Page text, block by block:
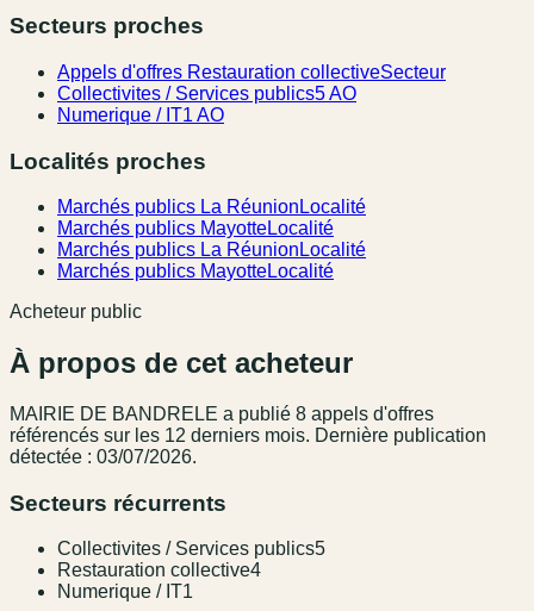
Secteurs proches
Appels d'offres Restauration collectiveSecteur
Collectivites / Services publics5 AO
Numerique / IT1 AO
Localités proches
Marchés publics La Réunion Localité
Marchés publics MayotteLocalité
Marchés publics La Réunion Localité
Marchés publics MayotteLocalité
Acheteur public
À propos de cet acheteur
MAIRIE DE BANDRELE a publié 8 appel s d'offres
référencés sur les 12 derniers mois. Dernière publication
détectée : 03/07/2026.
Secteurs récurrents
Collectivites / Services publics5
Restauration collective4
Numerique / IT1